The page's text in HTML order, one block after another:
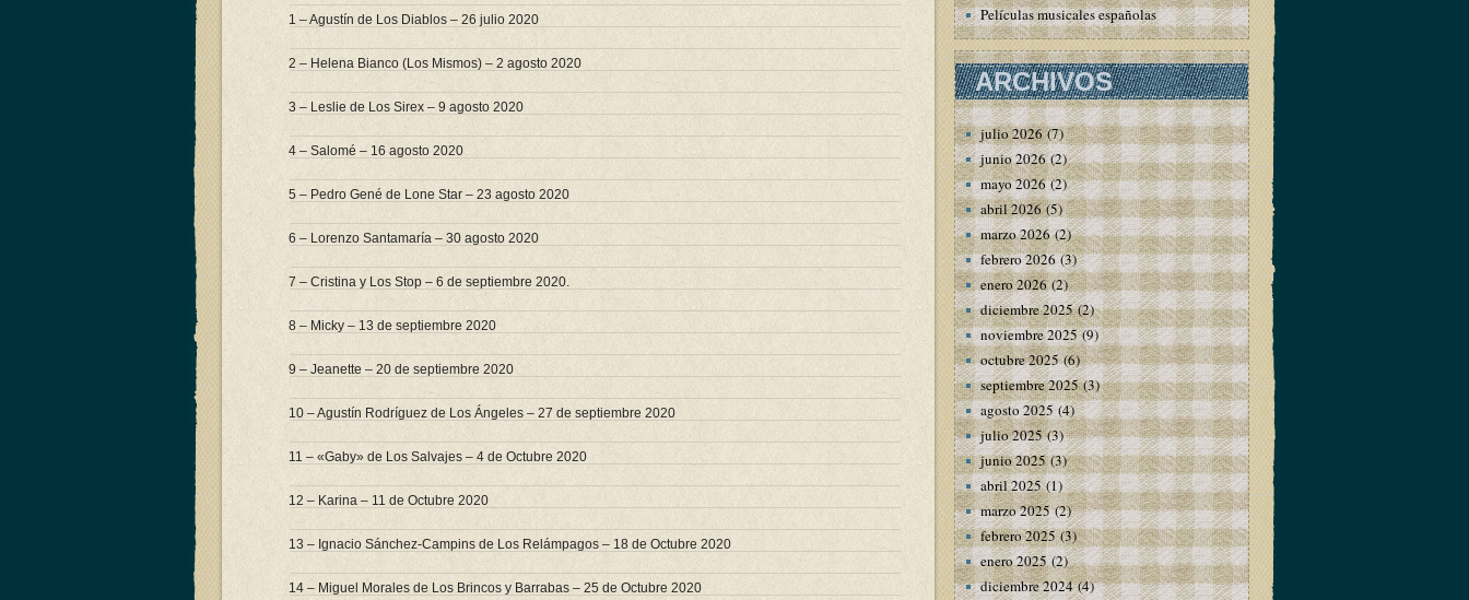
1 – Agustín de Los Diablos – 26 julio 2020
2 – Helena Bianco (Los Mismos) – 2 agosto 2020
3 – Leslie de Los Sirex – 9 agosto 2020
4 – Salomé – 16 agosto 2020
5 – Pedro Gené de Lone Star – 23 agosto 2020
6 – Lorenzo Santamaría – 30 agosto 2020
7 – Cristina y Los Stop – 6 de septiembre 2020.
8 – Micky – 13 de septiembre 2020
9 – Jeanette – 20 de septiembre 2020
10 – Agustín Rodríguez de Los Ángeles – 27 de septiembre 2020
11 – «Gaby» de Los Salvajes – 4 de Octubre 2020
12 – Karina – 11 de Octubre 2020
13 – Ignacio Sánchez-Campins de Los Relámpagos – 18 de Octubre 2020
14 – Miguel Morales de Los Brincos y Barrabas – 25 de Octubre 2020
Películas musicales españolas
ARCHIVOS
julio 2026(7)
junio 2026(2)
mayo 2026(2)
abril 2026(5)
marzo 2026(2)
febrero 2026(3)
enero 2026(2)
diciembre 2025(2)
noviembre 2025(9)
octubre 2025(6)
septiembre 2025(3)
agosto 2025 (4)
julio 2025(3)
junio 2025(3)
abril 2025(1)
marzo 2025(2)
febrero 2025(3)
enero 2025(2)
diciembre 2024(4)